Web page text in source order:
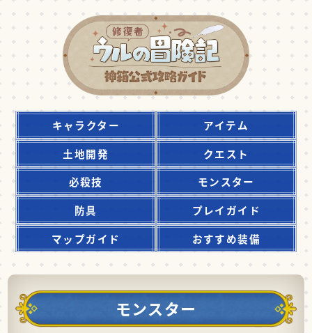
キャラクター
アイテム
土地開発
クエスト
必殺技
モンスター
防具
プレイガイド
マップガイド
おすすめ装備
モンスター